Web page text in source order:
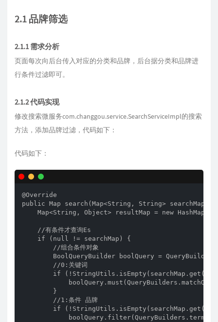
2.1 品牌筛选
2.1.1 需求分析
页面每次向后台传入对应的分类和品牌，后台据分类和品牌进
行条件过滤即可。
2.1.2 代码实现
修改搜索微服务com.changgou.service.SearchServiceImpl的搜索
方法，添加品牌过滤，代码如下：
代码如下：
@Override
public Map search(Map<String, String> searchMap)
Map<String, Object> resultMap = new
    //有条件才查询Es
    if (null != searchMap) {
        //组合条件对象
BoolQueryBuilder boolQuery =
        //0:关键词
if
        }
        //1:条件 品牌
if